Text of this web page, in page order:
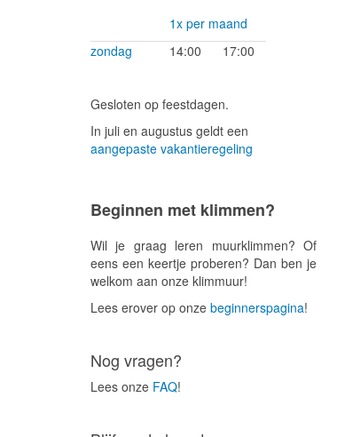
1x per maand
zondag
14:00 17:00
Gesloten op feestdagen.
In juli en augustus geldt een
aangepaste vakantieregeling
Beginnen met klimmen?
Wil je graag leren muurklimmen? Of
eens een keertje proberen? Dan ben je
welkom aan onze klimmuur!
Lees erover op onze beginnerspagina!
Nog vragen?
Lees onze FAQ!